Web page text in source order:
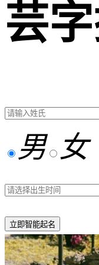
芸
男 女
立即智能起名